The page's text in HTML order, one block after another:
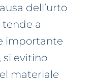
dell’urto
a
importante
si evitino
materiale